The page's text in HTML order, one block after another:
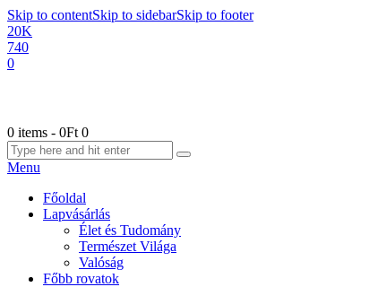
Skip to contentSkip to sidebarSkip to footer
20K
740
0
0 items - 0Ft 0
Menu
Főoldal
Lapvásárlás
Élet és Tudomány
Természet Világa
Valóság
Főbb rovatok